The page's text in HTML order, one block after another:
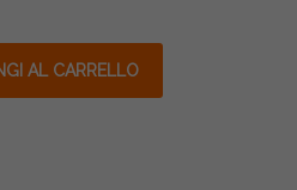
AL CARRELLO